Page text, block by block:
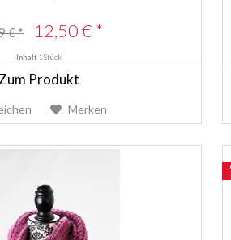
€ * 12,50 € *
Inhalt 1 Stück
Zum Produkt
Merken